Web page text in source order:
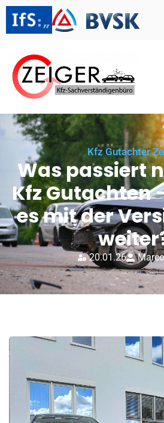
Kfz Gutachter
Was passiert
Kfz Gutachten
es mit der
20.01.26